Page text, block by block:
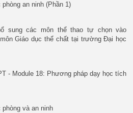
an ninh (Phần 1)
sung các môn thể thao tự chọn vào
Giáo dục thể chất tại trường Đại học
- Module 18: Phương pháp dạy học tích
và an ninh